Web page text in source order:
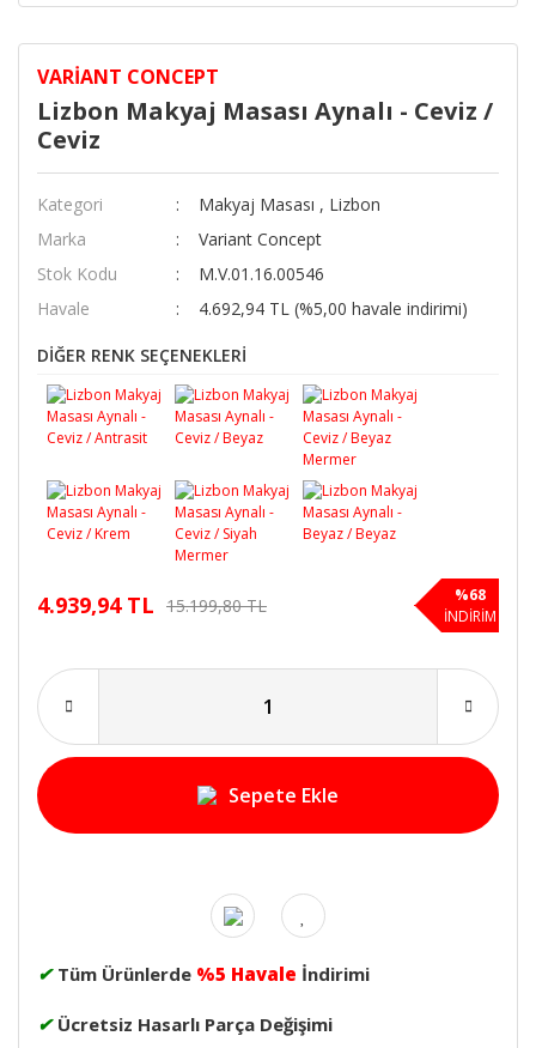
VARIANT CONCEPT
Lizbon Makyaj Masası Aynalı - Ceviz /
Ceviz
Kategori Makyaj Masası , Lizbon
Marka
Variant Concept
Stok Kodu
M.V.01.16.00546
Havale
4.692,94 TL (%5,00 havale indirimi)
DİĞER RENK SEÇENEKLERİ
4.939,94 TL 15.199,80 TL
%68
İNDİRİM
Sepete Ekle
✔ Tüm Ürünlerde %5 Havale İndirimi
✔ Ücretsiz Hasarlı Parça Değişimi